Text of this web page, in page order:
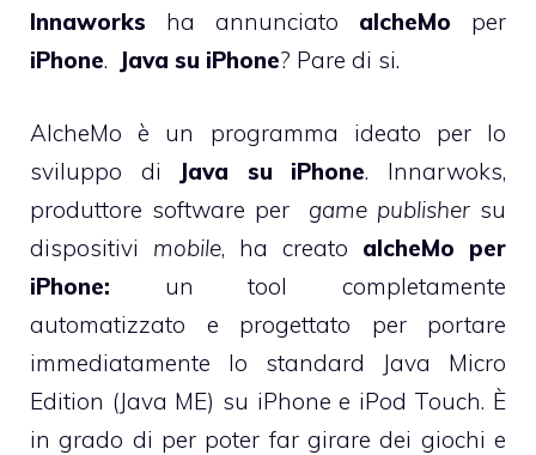
Innaworks ha annunciato alcheMo per
iPhone. Java su iPhone? Pare di si.
AlcheMo è un programma ideato per lo
sviluppo di
Java su iPhone. Innarwoks,
produttore software per game publisher su
dispositivi mobile, ha creato alcheMo per
iPhone: un tool completamente
automatizzato e progettato per portare
immediatamente lo standard Java Micro
Edition (Java ME) su iPhone e iPod Touch. È
in grado di per poter far girare dei giochi e